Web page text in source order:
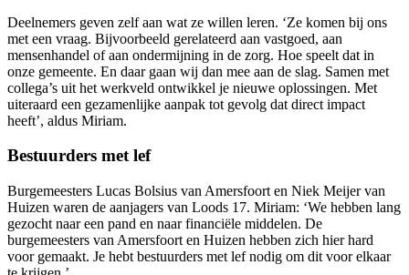
Deelnemers geven zelf aan wat ze willen leren. ‘Ze komen bij ons
met een vraag. Bijvoorbeeld gerelateerd aan vastgoed, aan
mensenhandel of aan ondermijning in de zorg. Hoe speelt dat in
onze gemeente. En daar gaan wij dan mee aan de slag. Samen met
collega’s uit het werkveld ontwikkel je nieuwe oplossingen. Met
uiteraard een gezamenlijke aanpak tot gevolg dat direct impact
heeft’, aldus Miriam.
Bestuurders met lef
Burgemeesters Lucas Bolsius van Amersfoort en Niek Meijer van
Huizen waren de aanjagers van Loods 17. Miriam: ‘We hebben lang
gezocht naar een pand en naar financiële middelen. De
burgemeesters van Amersfoort en Huizen hebben zich hier hard
voor gemaakt. Je hebt bestuurders met lef nodig om dit voor elkaar